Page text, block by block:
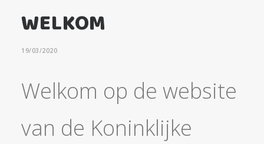
NIEUWS
CONTACT
WELKOM
19/03/2020
Welkom op de website
van de Koninklijke